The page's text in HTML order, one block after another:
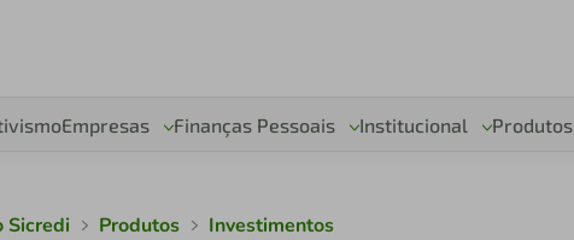
Empresas Finanças Pessoais Institucional Produtos
Sicredi Produtos Investimentos